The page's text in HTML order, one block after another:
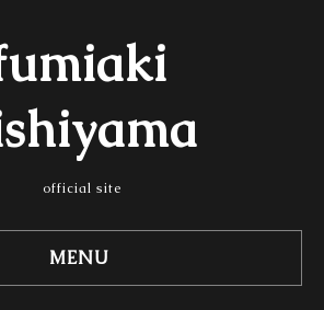
official site
MENU